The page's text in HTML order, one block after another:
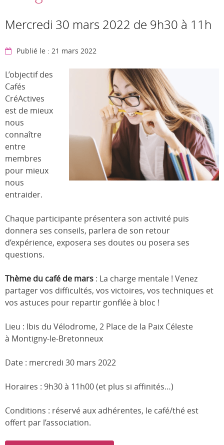
Mercredi 30 mars 2022 de 9h30 à 11h
Publié le : 21 mars 2022
L’objectif des
Cafés
CréActives
est de mieux
nous
connaître
entre
membres
pour mieux
nous
entraider.
Chaque participante présentera son activité puis
donnera ses conseils, parlera de son retour
d’expérience, exposera ses doutes ou posera ses
questions.
Thème du café de mars : La charge mentale ! Venez
partager vos difficultés, vos victoires, vos techniques et
vos astuces pour repartir gonflée à bloc !
Lieu : Ibis du Vélodrome, 2 Place de la Paix Céleste
à Montigny-le-Bretonneux
Date : mercredi 30 mars 2022
Horaires : 9h30 à 11h00 (et plus si affinités…)
Conditions : réservé aux adhérentes, le café/thé est
offert par l’association.